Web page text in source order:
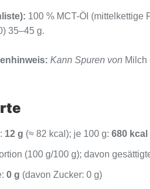
100 % MCT-Öl (mittelkettige
35–45 g.
Kann Spuren von Milch
12 g (≈ 82 kcal); je 100 g: 680 kcal
(100 g/100 g); davon
0 g (davon Zucker: 0 g)